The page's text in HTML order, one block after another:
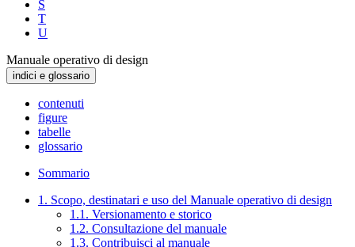
S
T
U
Manuale operativo di design
indici e glossario
contenuti
figure
tabelle
glossario
Sommario
1. Scopo, destinatari e uso del Manuale operativo di design
1.1. Versionamento e storico
1.2. Consultazione del manuale
1.3. Contribuisci al manuale